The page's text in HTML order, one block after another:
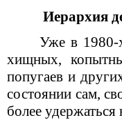
Иерархия
Уже в 1980-
хищных,
попугаев и
состоянии сам,
более удержаться